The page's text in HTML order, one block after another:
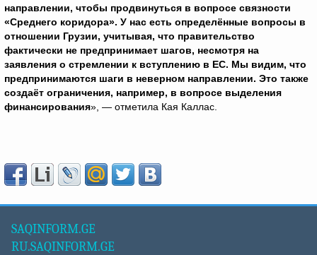
направлении, чтобы продвинуться в вопросе связности
«Среднего коридора». У нас есть определённые вопросы в
отношении Грузии, учитывая, что правительство
фактически не предпринимает шагов, несмотря на
заявления о стремлении к вступлению в ЕС. Мы видим, что
предпринимаются шаги в неверном направлении. Это также
создаёт ограничения, например, в вопросе выделения
финансирования», — отметила Кая Каллас.
SAQINFORM.GE
RU.SAQINFORM.GE